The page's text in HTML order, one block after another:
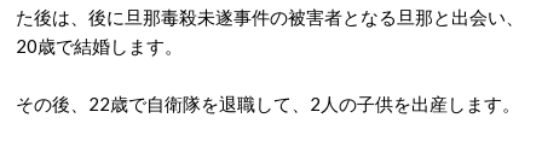
た後は、後に旦那毒殺未遂事件の被害者となる旦那と出会い、
20歳で結婚します。
その後、22歳で自衛隊を退職して、2人の子供を出産します。